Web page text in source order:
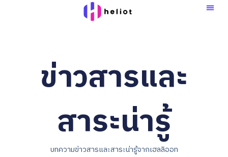
ข่าวสารและ
สาระน่ารู้
บทความข่าวสารและสาระน่ารู้จากเฮลลิออท